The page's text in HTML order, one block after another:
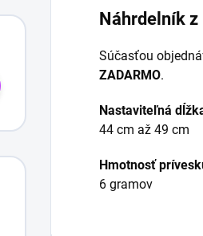
Náhrdelník z
Súčasťou
ZADARMO.
Nastaviteľná
44 cm až 49 cm
Hmotnosť
6 gramov